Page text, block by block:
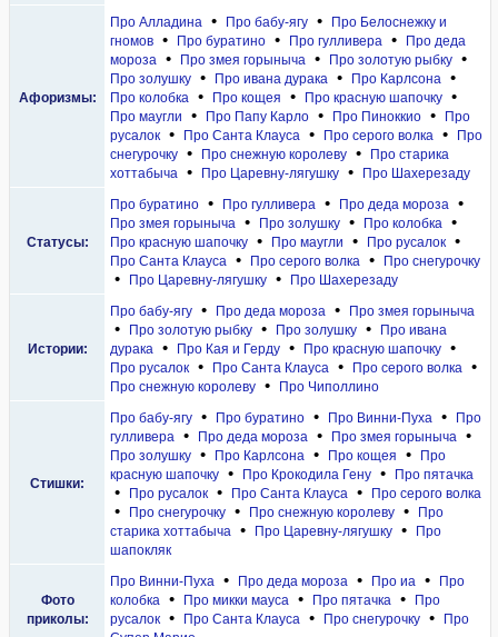
Афоризмы:
Про Алладина • Про бабу-ягу •
Про Белоснежку и
гномов • Про буратино • Про гулливера •
Про деда
мороза • Про змея горыныча • Про золотую рыбку •
Про золушку • Про ивана дурака • Про Карлсона •
Про колобка • Про кощея • Про красную шапочку •
Про маугли • Про Папу Карло • Про Пиноккио •
Про
русалок • Про Санта Клауса • Про серого волка •
Про
снегурочку • Про снежную королеву •
Про старика
хоттабыча • Про Царевну-лягушку • Про Шахерезаду
Статусы:
Про буратино • Про гулливера • Про деда мороза •
Про змея горыныча • Про золушку • Про колобка •
Про красную шапочку • Про маугли • Про русалок •
Про Санта Клауса • Про серого волка • Про снегурочку
• Про Царевну-лягушку • Про Шахерезаду
Истории:
Про бабу-ягу • Про деда мороза • Про змея горыныча
• Про золотую рыбку • Про золушку •
Про ивана
дурака • Про Кая и Герду • Про красную шапочку •
Про русалок • Про Санта Клауса • Про серого волка •
Про снежную королеву • Про Чиполлино
Стишки:
Про бабу-ягу • Про буратино • Про Винни-Пуха •
Про
гулливера • Про деда мороза • Про змея горыныча •
Про золушку • Про Карлсона • Про кощея •
Про
красную шапочку • Про Крокодила Гену • Про пятачка
• Про русалок • Про Санта Клауса • Про серого волка
• Про снегурочку • Про снежную королеву •
Про
старика хоттабыча • Про Царевну-лягушку •
Про
шапокляк
Фото
приколы:
Про Винни-Пуха • Про деда мороза • Про иа •
Про
колобка • Про микки мауса • Про пятачка •
Про
русалок • Про Санта Клауса • Про снегурочку •
Про